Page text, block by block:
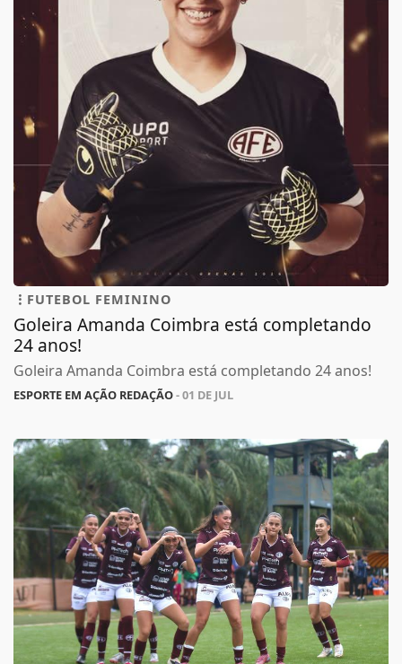
FUTEBOL FEMININO
Goleira Amanda Coimbra está completando
24 anos!
Goleira Amanda Coimbra está completando 24 anos!
ESPORTE EM AÇÃO REDAÇÃO- 01 DE JUL